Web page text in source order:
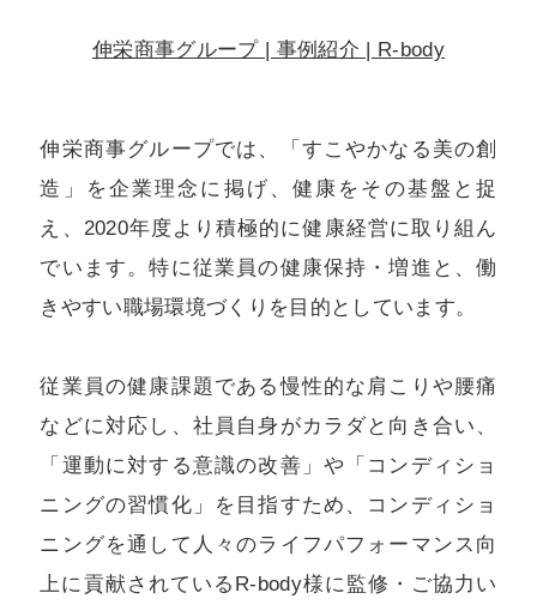
伸栄商事グループ | 事例紹介 | R-body
伸栄商事グループでは、「すこやかなる美の創
造」を企業理念に掲げ、健康をその基盤と捉
え、2020年度より積極的に健康経営に取り組ん
でいます。特に従業員の健康保持・増進と、働
きやすい職場環境づくりを目的としています。
従業員の健康課題である慢性的な肩こりや腰痛
などに対応し、社員自身がカラダと向き合い、
「運動に対する意識の改善」や「コンディショ
ニングの習慣化」を目指すため、コンディショ
ニングを通して人々のライフパフォーマンス向
上に貢献されているR-body様に監修・ご協力い